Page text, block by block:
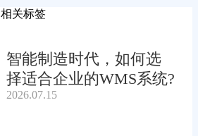
相关标签
智能制造时代，如何选
择适合企业的WMS系统?
2026.07.15